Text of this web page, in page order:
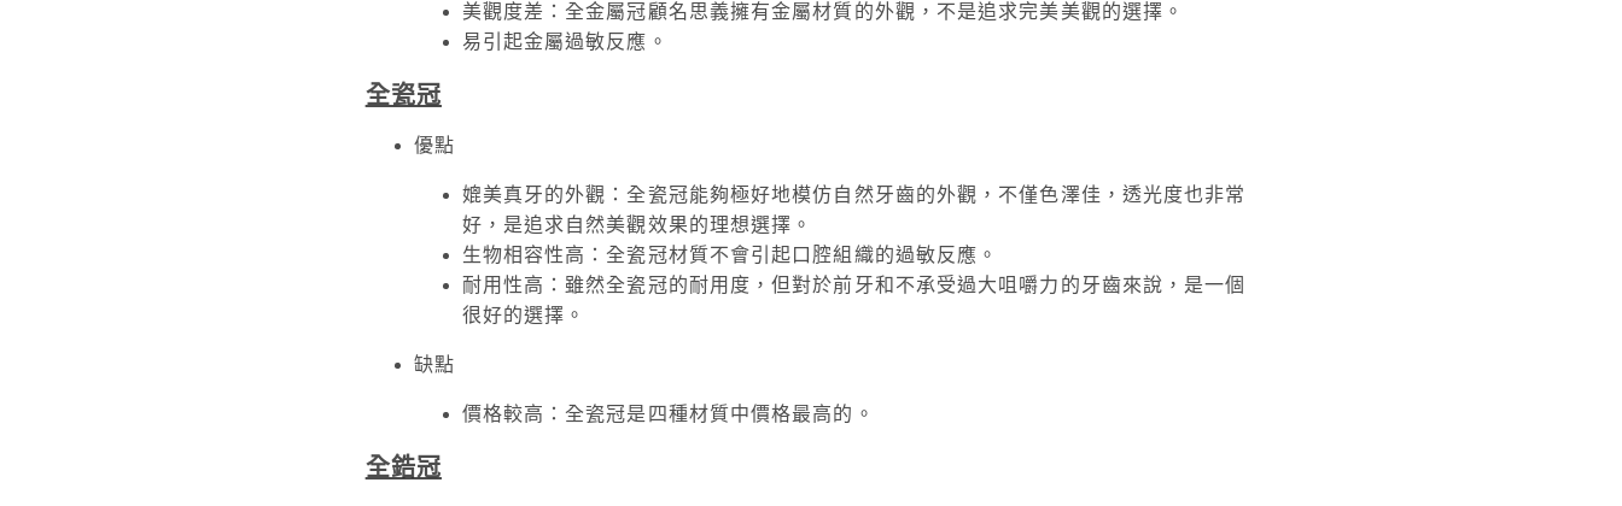
美觀度差：全金屬冠顧名思義擁有金屬材質的外觀，不是追求完美美觀的選擇。
易引起金屬過敏反應。
全瓷冠
優點
媲美真牙的外觀：全瓷冠能夠極好地模仿自然牙齒的外觀，不僅色澤佳，透光度也非常
好，是追求自然美觀效果的理想選擇。
生物相容性高：全瓷冠材質不會引起口腔組織的過敏反應。
耐用性高：雖然全瓷冠的耐用度，但對於前牙和不承受過大咀嚼力的牙齒來說，是一個
很好的選擇。
缺點
價格較高：全瓷冠是四種材質中價格最高的。
全鋯冠